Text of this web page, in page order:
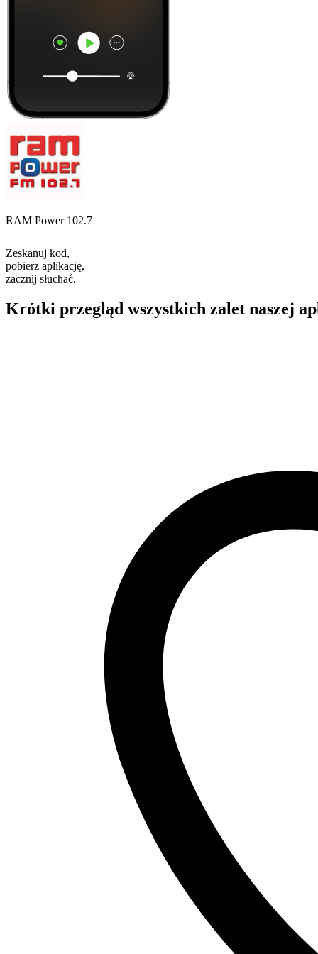
RAM Power 102.7
Zeskanuj kod,
pobierz aplikację,
zacznij słuchać.
Krótki przegląd wszystkich zalet naszej